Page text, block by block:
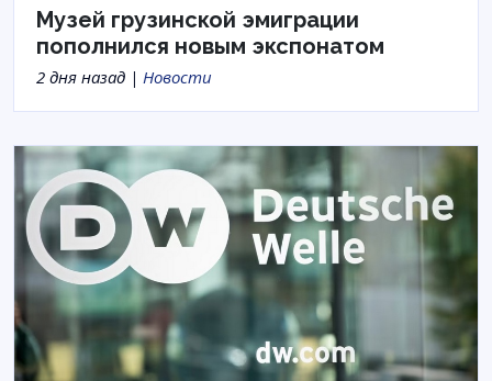
Музей грузинской эмиграции
пополнился новым экспонатом
2 дня назад | Новости